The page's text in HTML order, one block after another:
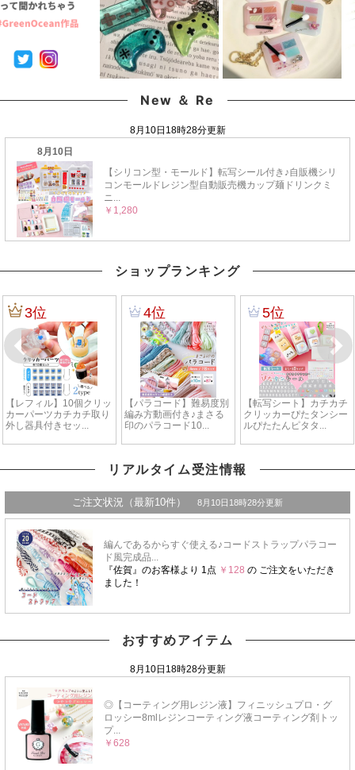
New ＆ Re
ショップランキング
リアルタイム受注情報
おすすめアイテム